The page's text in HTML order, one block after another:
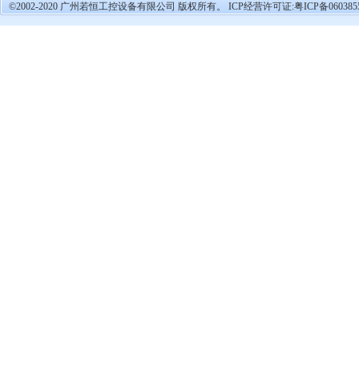
©2002-2020 广州若恒工控设备有限公司 版权所有。 ICP经营许可证:粤ICP备